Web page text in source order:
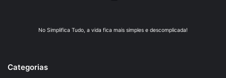
No Simplifica Tudo, a vida fica mais simples e descomplicada!
Categorias